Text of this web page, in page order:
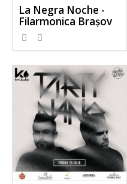
La Negra Noche -
Filarmonica Brașov